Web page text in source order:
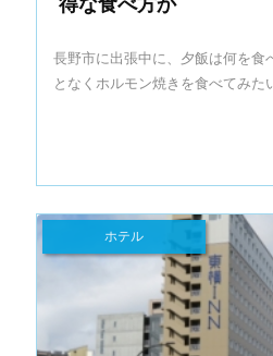
長野市に出張中に、夕飯は何を食
となくホルモン焼きを食べてみた
ホテル